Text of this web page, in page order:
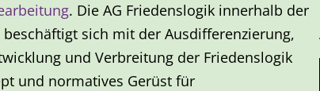
. Die AG Friedenslogik innerhalb der
sich mit der Ausdifferenzierung,
und Verbreitung der Friedenslogik
und normatives Gerüst für